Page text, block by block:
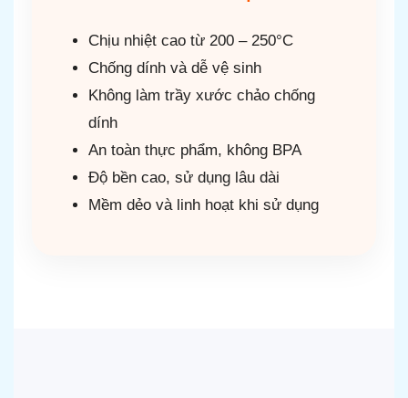
Chịu nhiệt cao từ 200 – 250°C
Chống dính và dễ vệ sinh
Không làm trầy xước chảo chống
dính
An toàn thực phẩm, không BPA
Độ bền cao, sử dụng lâu dài
Mềm dẻo và linh hoạt khi sử dụng